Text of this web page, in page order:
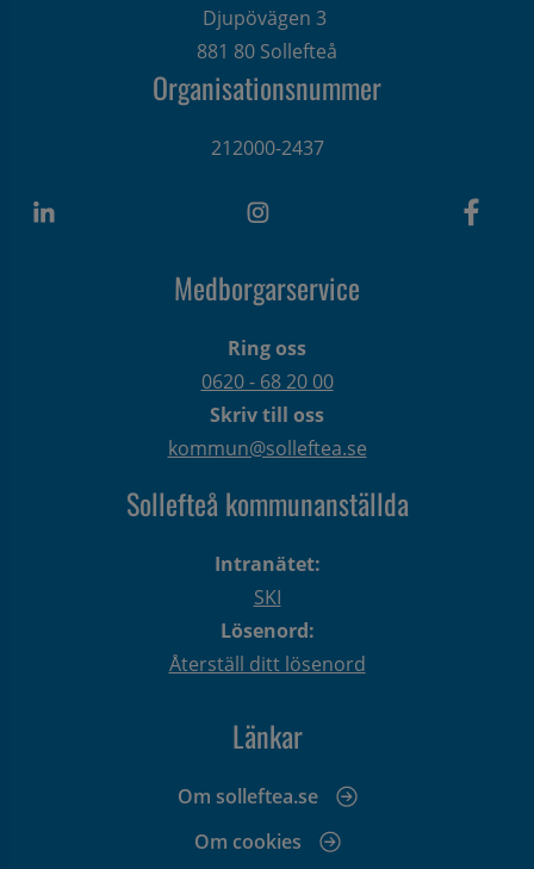
Djupövägen 3
881 80 Sollefteå
Organisationsnummer
212000-2437
Medborgarservice
Ring oss
0620 - 68 20 00
Skriv till oss
kommun@solleftea.se
Sollefteå kommunanställda
Intranätet:
SKI
Lösenord:
Återställ ditt lösenord
Länkar
Om solleftea.se
Om cookies